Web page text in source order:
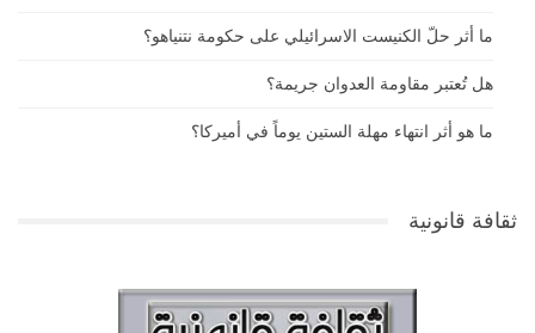
ما أثر حلّ الكنيست الاسرائيلي على حكومة نتنياهو؟
هل تُعتبر مقاومة العدوان جريمة؟
ما هو أثر انتهاء مهلة الستين يوماً في أميركا؟
ثقافة قانونية